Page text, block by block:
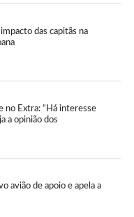
das capitãs na
no Extra: “Há interesse
a opinião dos
avião de apoio e apela a